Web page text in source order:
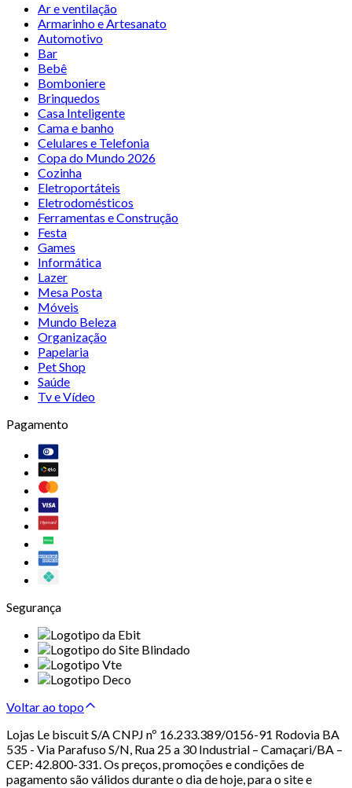
Ar e ventilação
Armarinho e Artesanato
Automotivo
Bar
Bebê
Bomboniere
Brinquedos
Casa Inteligente
Cama e banho
Celulares e Telefonia
Copa do Mundo 2026
Cozinha
Eletroportáteis
Eletrodomésticos
Ferramentas e Construção
Festa
Games
Informática
Lazer
Mesa Posta
Móveis
Mundo Beleza
Organização
Papelaria
Pet Shop
Saúde
Tv e Vídeo
Pagamento
Segurança
Voltar ao topo
Lojas Le biscuit S/A CNPJ nº 16.233.389/0156-91 Rodovia BA
535 - Via Parafuso S/N, Rua 25 a 30 Industrial – Camaçari/BA –
CEP: 42.800-331. Os preços, promoções e condições de
pagamento são válidos durante o dia de hoje, para o site e